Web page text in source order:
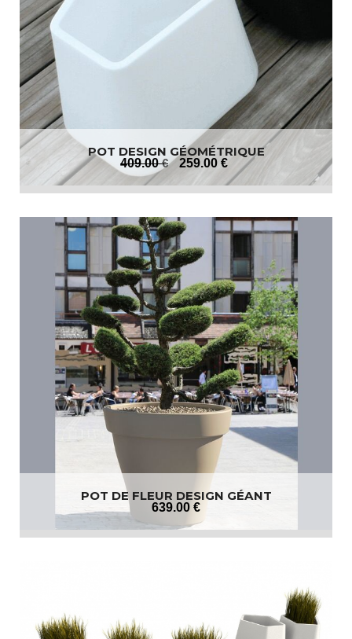
POT DESIGN GÉOMÉTRIQUE
409.00 € 259.00 €
POT DE FLEUR DESIGN GÉANT
639.00 €